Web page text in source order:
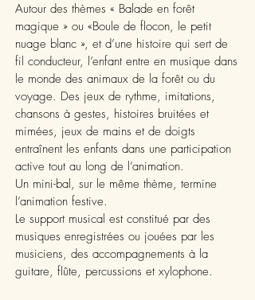
Autour des thèmes « Balade en forêt
magique » ou «Boule de flocon, le petit
nuage blanc », et d’une histoire qui sert de
fil conducteur, l’enfant entre en musique dans
le monde des animaux de la forêt ou du
voyage. Des jeux de rythme, imitations,
chansons à gestes, histoires bruitées et
mimées, jeux de mains et de doigts
entraînent les enfants dans une participation
active tout au long de l’animation.
Un mini-bal, sur le même thème, termine
l’animation festive.
Le support musical est constitué par des
musiques enregistrées ou jouées par les
musiciens, des accompagnements à la
guitare, flûte, percussions et xylophone.